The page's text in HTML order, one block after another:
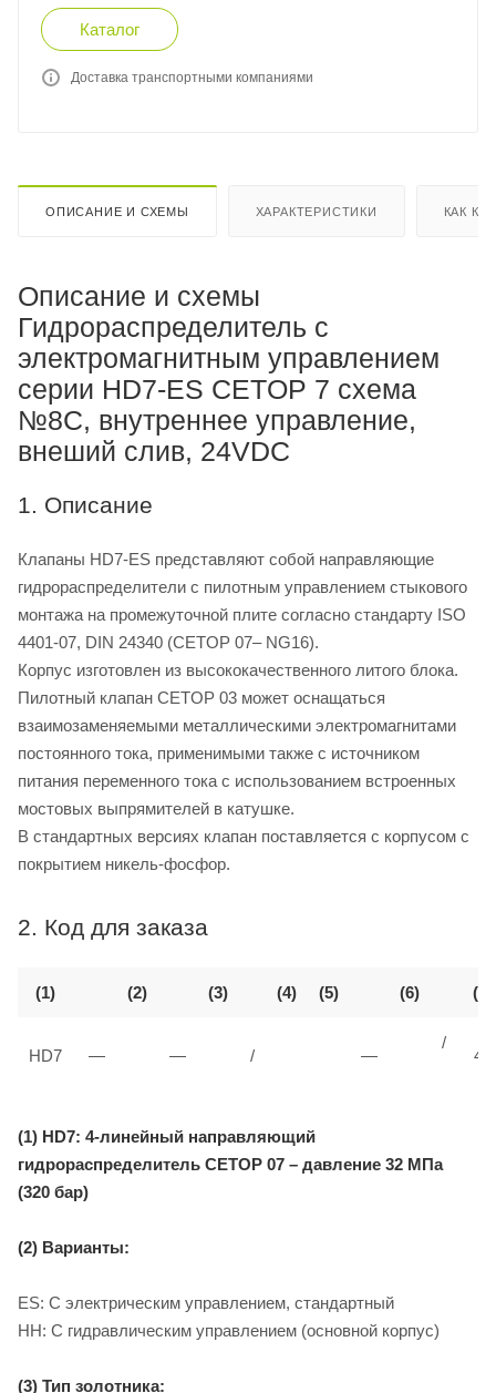
Каталог
Доставка транспортными компаниями
ОПИСАНИЕ И СХЕМЫ ХАРАКТЕРИСТИКИ КАК
Описание и схемы
Гидрораспределитель с
электромагнитным управлением
серии HD7-ES CETOP 7 схема
№8C, внутреннее управление,
внеший слив, 24VDC
1. Описание
Клапаны HD7-ES представляют собой направляющие
гидрораспределители с пилотным управлением стыкового
монтажа на промежуточной плите согласно стандарту ISO
4401-07, DIN 24340 (CETOP 07– NG16).
Корпус изготовлен из высококачественного литого блока.
Пилотный клапан CETOP 03 может оснащаться
взаимозаменяемыми металлическими электромагнитами
постоянного тока, применимыми также с источником
питания переменного тока с использованием встроенных
мостовых выпрямителей в катушке.
В стандартных версиях клапан поставляется с корпусом с
покрытием никель-фосфор.
2. Код для заказа
(1) (2) (3) (4) (5) (6) (7)
HD7 — — / —
/
40
(1) HD7: 4-линейный направляющий
гидрораспределитель CETOP 07 – давление 32 МПа
(320 бар)
(2) Варианты:
ES: С электрическим управлением, стандартный
HH: С гидравлическим управлением (основной корпус)
(3) Тип золотника: